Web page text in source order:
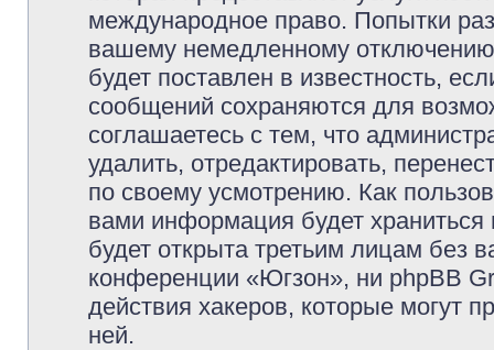
международное право. Попытки
вашему немедленному
будет поставлен в известность,
сообщений сохраняются для
соглашаетесь с тем, что
удалить, отредактировать,
по своему усмотрению. Как
вами информация будет
будет открыта третьим лицам без
конференции «Югзон», ни phpBB
действия хакеров, которые могут
ней.